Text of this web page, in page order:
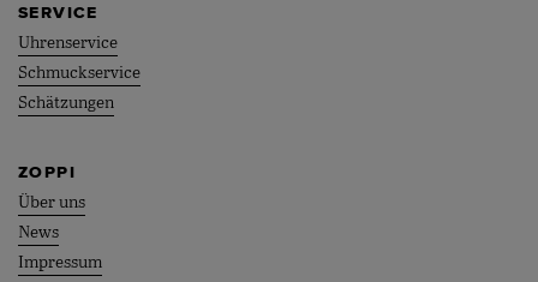
SERVICE
Uhrenservice
Schmuckservice
Schätzungen
ZOPPI
Über uns
News
Impressum